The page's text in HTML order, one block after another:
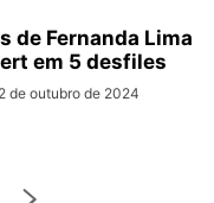
de Fernanda Lima
em 5 desfiles
de outubro de 2024